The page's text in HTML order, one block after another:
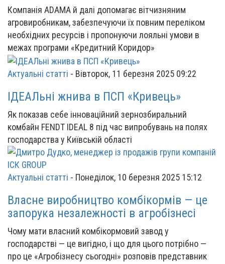
Компанія ADAMA й далі допомагає вітчизняним
агровиробникам, забезпечуючи їх повним переліком
необхідних ресурсів і пропонуючи лояльні умови в
межах програми «Кредитний Коридор»
Актуальні статті - Вівторок, 11 березня 2025 09:22
ІДЕАЛьні жнива в ПСП «Кривець»
Як показав себе інноваційний зернозбиральний
комбайн FENDT IDEAL 8 під час випробувань на полях
господарства у Київській області
Актуальні статті - Понеділок, 10 березня 2025 15:12
Власне виробництво комбікормів — це
запорука незалежності в агробізнесі
Чому мати власний комбікормовий завод у
господарстві — це вигідно, і що для цього потрібно —
про це «Агробізнесу сьогодні» розповів представник